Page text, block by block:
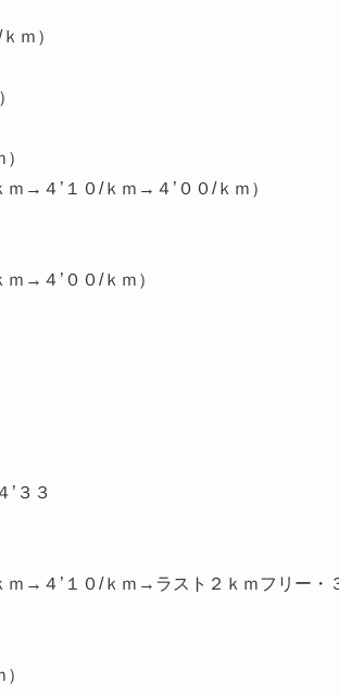
ｍ）
→４’１０/ｋｍ→４’００/ｋｍ）
→４’００/ｋｍ）
３３
→４’１０/ｋｍ→ラスト２ｋｍフリー・３